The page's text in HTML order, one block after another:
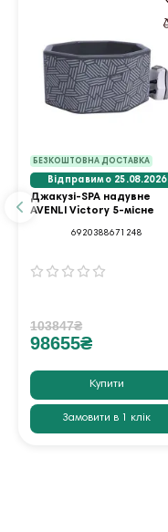
БЕЗКОШТОВНА ДОСТАВКА
Відправимо 25.08.2026
Джакузі-SPA надувне
AVENLI Victory 5-місне
6920388671248
103847₴
98655₴
Купити
Замовити в 1 клік